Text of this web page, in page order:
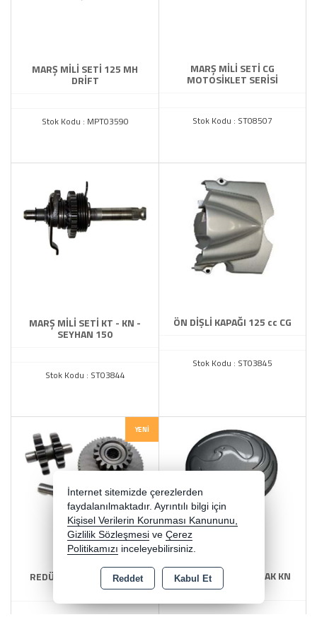
MARŞ MİLİ SETİ 125 MH
DRİFT
Stok Kodu : MPT03590
MARŞ MİLİ SETİ CG
MOTOSİKLET SERİSİ
Stok Kodu : ST08507
MARŞ MİLİ SETİ KT - KN -
SEYHAN 150
Stok Kodu : ST03844
ÖN DİŞLİ KAPAĞI 125 cc CG
Stok Kodu : ST03845
YENI
REDÜKSİYON DİŞLİSİ 125 SAĞ DEKORATİF KAPAK KN
ORJ.
İnternet sitemizde çerezlerden
faydalanılmaktadır. Ayrıntılı bilgi için
Kişisel Verilerin Korunması Kanununu,
Gizlilik Sözleşmesi ve Çerez
Politikamızı inceleyebilirsiniz.
Reddet Kabul Et